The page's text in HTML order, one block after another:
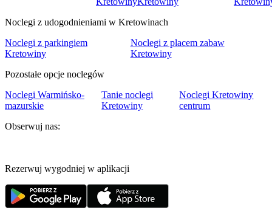
Noclegi z udogodnieniami w Kretowinach
Noclegi z parkingiem
Kretowiny
Noclegi z placem zabaw
Kretowiny
Pozostałe opcje noclegów
Noclegi Warmińsko-
mazurskie
Tanie noclegi
Kretowiny
Noclegi Kretowiny
centrum
Obserwuj nas:
Rezerwuj wygodniej w aplikacji